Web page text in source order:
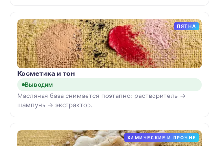
ПЯТНА
Косметика и тон
Выводим
Масляная база снимается поэтапно: растворитель →
шампунь → экстрактор.
ХИМИЧЕСКИЕ И ПРОЧИЕ